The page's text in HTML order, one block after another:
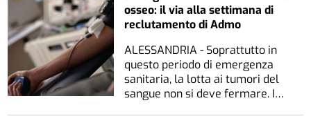
osseo: il via alla settimana di
reclutamento di Admo
ALESSANDRIA - Soprattutto in
questo periodo di emergenza
sanitaria, la lotta ai tumori del
sangue non si deve fermare. I…